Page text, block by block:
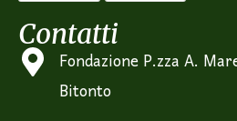
Contatti
Fondazione P.zza A.
Bitonto